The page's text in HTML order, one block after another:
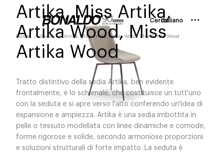
CercaItaliano
Home Sedie Artika, Miss Artika, Artika Wood, Miss Artika Wood
Artika, Miss Artika,
Artika Wood, Miss
Artika Wood
Tratto distintivo della sedia Artika, ben evidente
frontalmente, è lo schienale, che costituisce un tutt'uno
con la seduta e si apre verso l'alto conferendo un'idea di
espansione e ampiezza. Artika è una sedia imbottita in
pelle o tessuto modellata con linee dinamiche e comode,
forme rigorose e solide, secondo armoniose proporzioni
e soluzioni strutturali di forte impatto. La seduta è